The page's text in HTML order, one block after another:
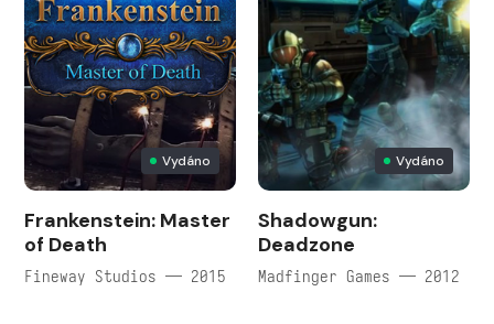
Vydáno
Frankenstein: Master
of Death
Fineway Studios — 2015
Vydáno
Shadowgun:
Deadzone
Madfinger Games — 2012